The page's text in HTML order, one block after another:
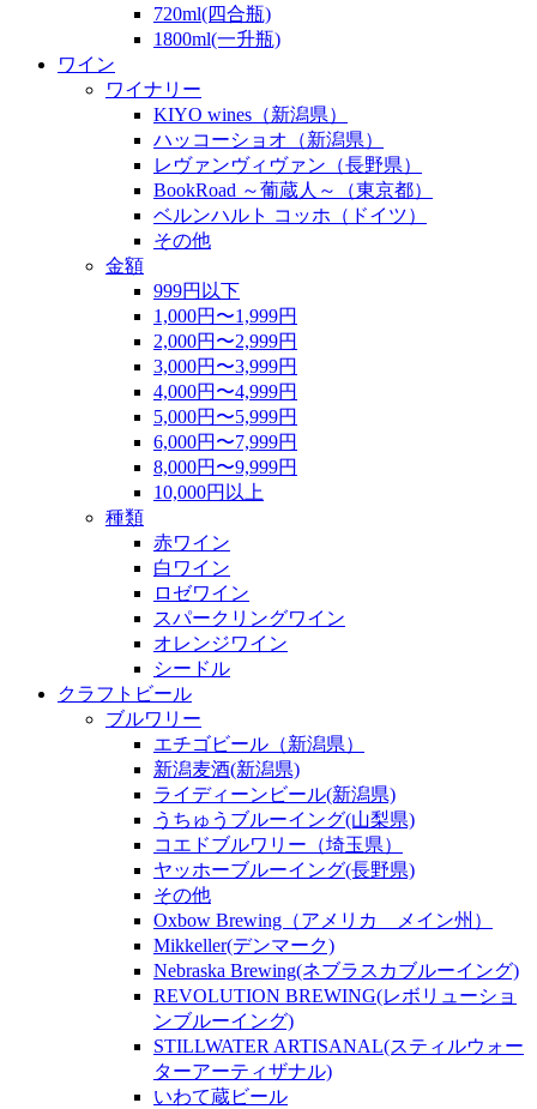
720ml(四合瓶)
1800ml(一升瓶)
ワイン
ワイナリー
KIYO wines（新潟県）
ハッコーショオ（新潟県）
レヴァンヴィヴァン（長野県）
BookRoad ～葡蔵人～（東京都）
ベルンハルト コッホ（ドイツ）
その他
金額
999円以下
1,000円〜1,999円
2,000円〜2,999円
3,000円〜3,999円
4,000円〜4,999円
5,000円〜5,999円
6,000円〜7,999円
8,000円〜9,999円
10,000円以上
種類
赤ワイン
白ワイン
ロゼワイン
スパークリングワイン
オレンジワイン
シードル
クラフトビール
ブルワリー
エチゴビール（新潟県）
新潟麦酒(新潟県)
ライディーンビール(新潟県)
うちゅうブルーイング(山梨県)
コエドブルワリー（埼玉県）
ヤッホーブルーイング(長野県)
その他
Oxbow Brewing（アメリカ メイン州）
Mikkeller(デンマーク)
Nebraska Brewing(ネブラスカブルーイング)
REVOLUTION BREWING(レボリューショ
ンブルーイング)
STILLWATER ARTISANAL(スティルウォー
ターアーティザナル)
いわて蔵ビール